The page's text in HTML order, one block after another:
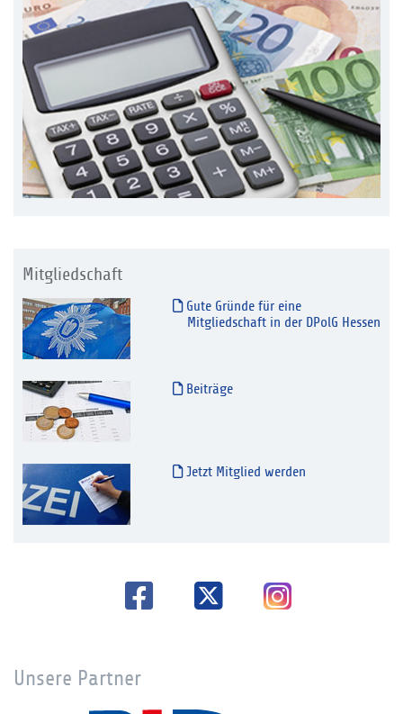
Mitgliedschaft
Gute Gründe für eine
Mitgliedschaft in der DPolG Hessen
Beiträge
Jetzt Mitglied werden
Unsere Partner